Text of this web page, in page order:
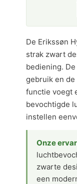
De Erikssøn
strak zwart
bediening.
gebruik en
functie voegt
bevochtigde
instellen
Onze
zwarte
een